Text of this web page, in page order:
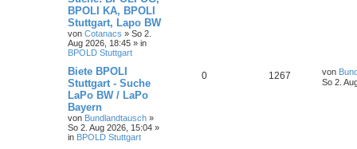
BPOLI KA, BPOLI
Stuttgart, Lapo BW
von Cotanacs » So 2.
Aug 2026, 18:45 » in
BPOLD Stuttgart
Biete BPOLI
Stuttgart - Suche
LaPo BW / LaPo
Bayern
von Bundlandtausch »
So 2. Aug 2026, 15:04 »
in BPOLD Stuttgart
0 1267 von
So 2.